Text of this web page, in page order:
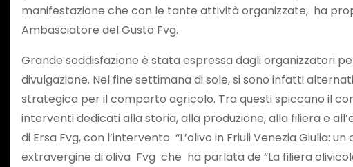
manifestazione che con le tante attività organizzate, ha
Ambasciatore del Gusto Fvg.
Grande soddisfazione è stata espressa dagli organizzatori
divulgazione. Nel fine settimana di sole, si sono infatti
strategica per il comparto agricolo. Tra questi spiccano il
interventi dedicati alla storia, alla produzione, alla filiera e
di Ersa Fvg, con l’intervento “L’olivo in Friuli Venezia
extravergine di oliva Fvg che ha parlata de “La filiera